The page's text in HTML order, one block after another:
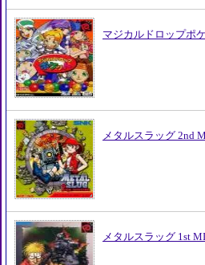
マジカルドロップポ
メタルスラッグ 2nd
メタルスラッグ 1st